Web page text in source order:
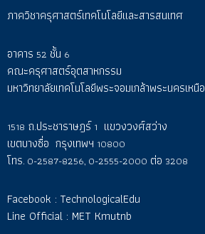
ภาควิชาครุศาสตร์เทคโนโลยีและสารสนเทศ
อาคาร 52 ชั้น 6
คณะครุศาสตร์อุตสาหกรรม
มหาวิทยาลัยเทคโนโลยีพระจอมเกล้าพระนครเหนือ
1518 ถ.ประชาราษฎร์1 แขวงวงศ์สว่าง
เขตบางซื่อ กรุงเทพฯ 10800
โทร. 0-2587-8256, 0-2555-2000 ต่อ 3208
Facebook : TechnologicalEdu
Line Official : MET Kmutnb